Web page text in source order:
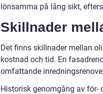
lönsamma på lång sikt,
Skillnader
Det finns skillnader mellan
kostnad och tid. En
omfattande
Historisk genomgång av för-